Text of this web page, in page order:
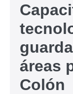
áreas
Colón